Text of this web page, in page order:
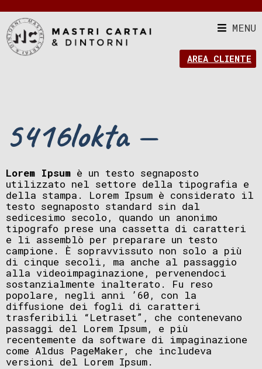
MENU
AREA CLIENTE
5416lokta —
Lorem Ipsum è un testo segnaposto
utilizzato nel settore della tipografia e
della stampa. Lorem Ipsum è considerato il
testo segnaposto standard sin dal
sedicesimo secolo, quando un anonimo
tipografo prese una cassetta di caratteri
e li assemblò per preparare un testo
campione. È sopravvissuto non solo a più
di cinque secoli, ma anche al passaggio
alla videoimpaginazione, pervenendoci
sostanzialmente inalterato. Fu reso
popolare, negli anni ’60, con la
diffusione dei fogli di caratteri
trasferibili “Letraset”, che contenevano
passaggi del Lorem Ipsum, e più
recentemente da software di impaginazione
come Aldus PageMaker, che includeva
versioni del Lorem Ipsum.